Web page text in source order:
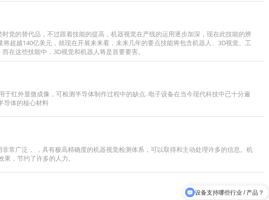
觉的替代品，不过跟着技能的提高，机器视觉在产线的运用逐步加深，现在此技能的辨
超越140亿美元，就现在开展来来看，未来几年的要点技能将包含机器人、3D视觉、工
在这些技能中，3D视觉和机器人将是首要要害。
红外显微成像，可检测半导体制作过程中的缺点. 电子设备在当今现代科技中已十分遍
导体的核心材料
常广泛， ，具有极高精确度的机器视觉检测体系，可以取得和主动处理许多的信息。机
，节约了许多的人力。
设备支持哪些行业 / 产品？